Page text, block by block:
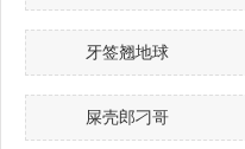
牙签翘地球
屎壳郎刁哥